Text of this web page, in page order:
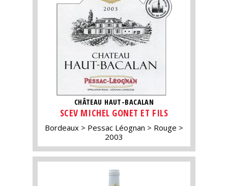
CHÂTEAU HAUT-BACALAN
SCEV MICHEL GONET ET FILS
Bordeaux Pessac Léognan
Rouge
2003